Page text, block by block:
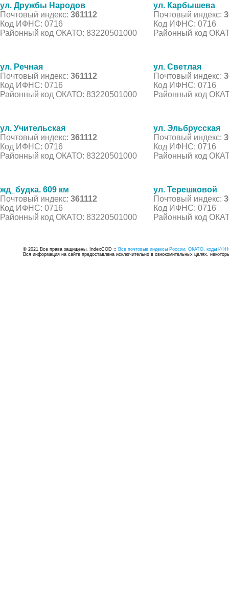
ул. Дружбы Народов
Почтовый индекс: 361112
Код ИФНС: 0716
Районный код ОКАТО: 83220501000
ул. Карбышева
Почтовый индекс:
Код ИФНС: 0716
Районный код
ул. Речная
Почтовый индекс: 361112
Код ИФНС: 0716
Районный код ОКАТО: 83220501000
ул. Светлая
Почтовый индекс:
Код ИФНС: 0716
Районный код
ул. Учительская
Почтовый индекс: 361112
Код ИФНС: 0716
Районный код ОКАТО: 83220501000
ул. Эльбрусская
Почтовый индекс:
Код ИФНС: 0716
Районный код
жд_будка. 609 км
Почтовый индекс: 361112
Код ИФНС: 0716
Районный код ОКАТО: 83220501000
ул. Терешковой
Почтовый индекс:
Код ИФНС: 0716
Районный код
© 2021 Все права защищены. IndexCOD :: Все почтовые индексы России, ОКАТО, коды
Вся информация на сайте предоставлена исключительно в ознокомительных целях,